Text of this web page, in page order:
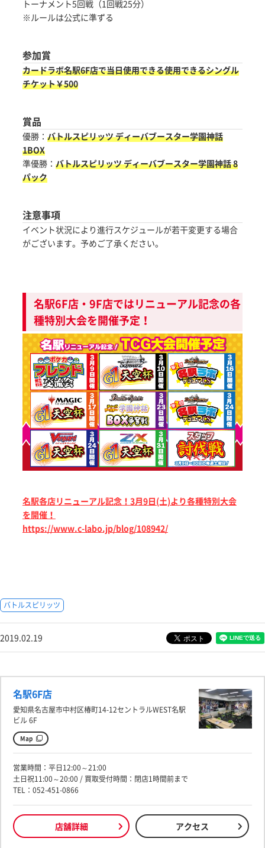
トーナメント5回戦（1回戦25分）
※ルールは公式に準ずる
参加賞
カードラボ名駅6F店で当日使用できる使用できるシングル
チケット￥500
賞品
優勝： バトルスピリッツ ディーバブースター学園神話
1BOX
準優勝： バトルスピリッツ ディーバブースター学園神話 8
パック
注意事項
イベント状況により進行スケジュールが若干変更する場合
がございます。予めご了承ください。
名駅6F店・9F店ではリニューアル記念の各
種特別大会を開催予定！
名駅各店リニューアル記念！3月9日(土)より各種特別大会
を開催！
https://www.c-labo.jp/blog/108942/
バトルスピリッツ
2019.02.19
名駅6F店
愛知県名古屋市中村区椿町14-12セントラルWEST名駅
ビル 6F
Map
営業時間：平日12:00～21:00
土日祝11:00～20:00 / 買取受付時間：閉店1時間前まで
TEL：052-451-0866
店舗詳細 アクセス